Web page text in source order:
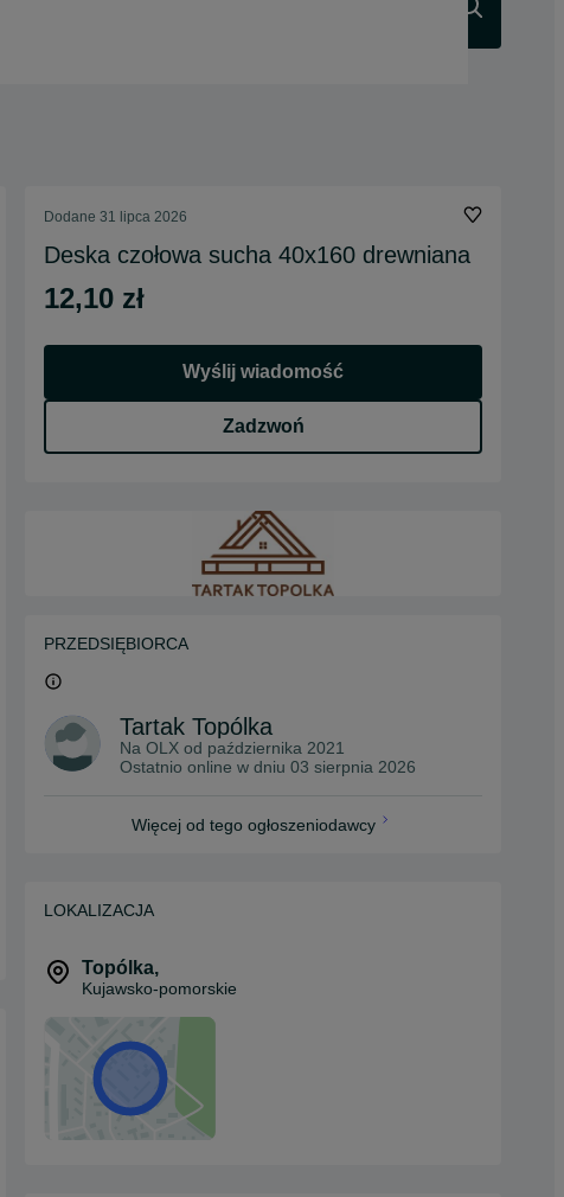
Dodane 31 lipca 2026
Deska czołowa sucha 40x160 drewniana
12,10 zł
Wyślij wiadomość
Zadzwoń
PRZEDSIĘBIORCA
Tartak Topólka
Na OLX od października 2021
Ostatnio online w dniu 03 sierpnia 2026
Więcej od tego ogłoszeniodawcy
LOKALIZACJA
Topólka,
Kujawsko-pomorskie